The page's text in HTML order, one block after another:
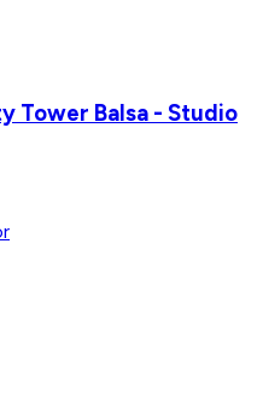
Tower Balsa - Studio